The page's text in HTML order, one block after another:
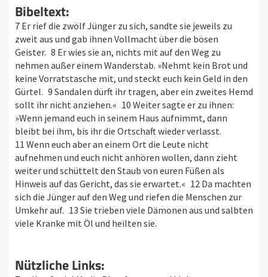
Bibeltext:
7 Er rief die zwölf Jünger zu sich, sandte sie jeweils zu
zweit aus und gab ihnen Vollmacht über die bösen
Geister. 8 Er wies sie an, nichts mit auf den Weg zu
nehmen außer einem Wanderstab. »Nehmt kein Brot und
keine Vorratstasche mit, und steckt euch kein Geld in den
Gürtel. 9 Sandalen dürft ihr tragen, aber ein zweites Hemd
sollt ihr nicht anziehen.« 10 Weiter sagte er zu ihnen:
»Wenn jemand euch in seinem Haus aufnimmt, dann
bleibt bei ihm, bis ihr die Ortschaft wieder verlasst.
11 Wenn euch aber an einem Ort die Leute nicht
aufnehmen und euch nicht anhören wollen, dann zieht
weiter und schüttelt den Staub von euren Füßen als
Hinweis auf das Gericht, das sie erwartet.« 12 Da machten
sich die Jünger auf den Weg und riefen die Menschen zur
Umkehr auf. 13 Sie trieben viele Dämonen aus und salbten
viele Kranke mit Öl und heilten sie.
Nützliche Links: